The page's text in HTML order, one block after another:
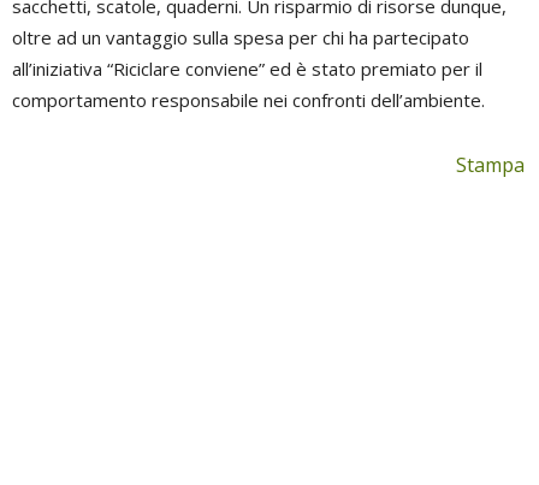
sacchetti, scatole, quaderni. Un risparmio di risorse dunque,
oltre ad un vantaggio sulla spesa per chi ha partecipato
all’iniziativa “Riciclare conviene” ed è stato premiato per il
comportamento responsabile nei confronti dell’ambiente.
Stampa